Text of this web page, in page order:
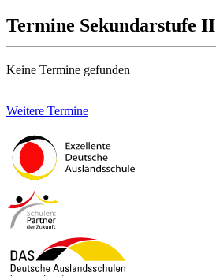
Termine Sekundarstufe II
Keine Termine gefunden
Weitere Termine